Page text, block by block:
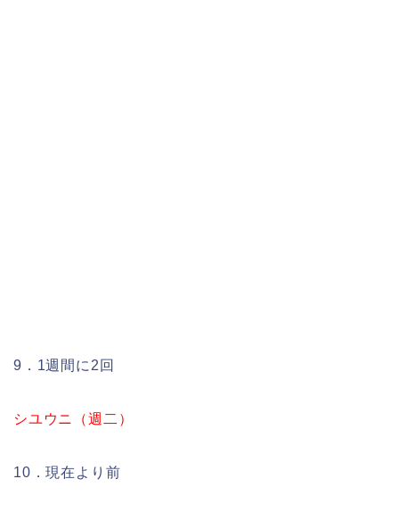
9．1週間に2回
シユウニ（週二）
10．現在より前